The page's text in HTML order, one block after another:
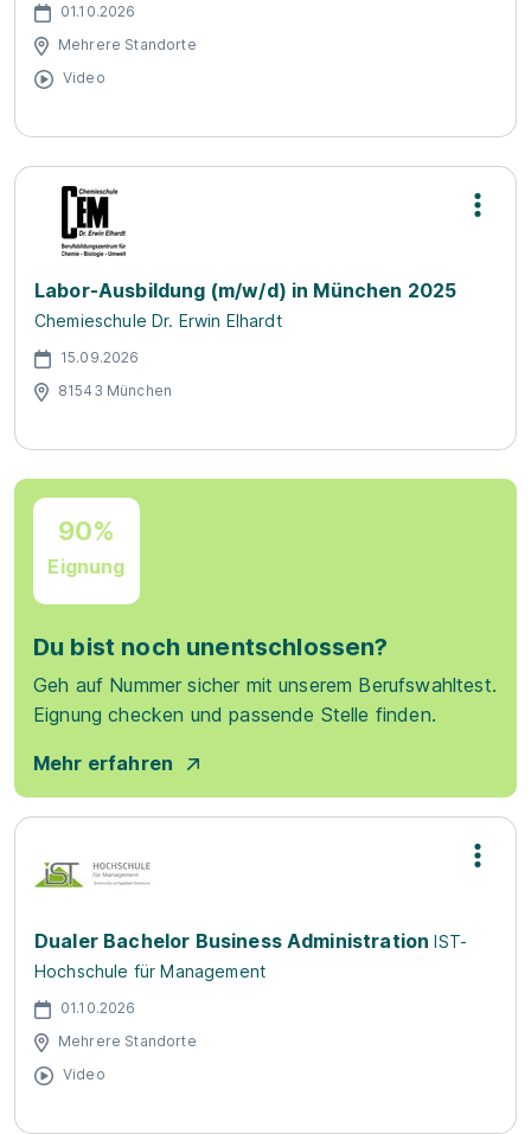
01.10.2026
Mehrere Standorte
Video
Labor-Ausbildung (m/w/d) in München 2025
Chemieschule Dr. Erwin Elhardt
15.09.2026
81543 München
90%
Eignung
Du bist noch unentschlossen?
Geh auf Nummer sicher mit unserem Berufswahltest.
Eignung checken und passende Stelle finden.
Mehr erfahren
Dualer Bachelor Business Administration IST-
Hochschule für Management
01.10.2026
Mehrere Standorte
Video